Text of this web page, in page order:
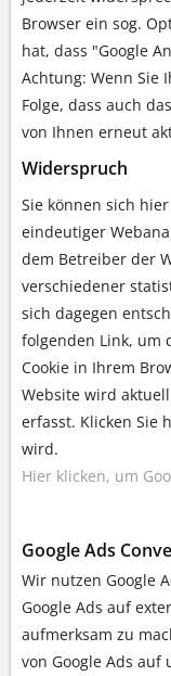
Browser ein sog.
hat, dass "Google
Achtung: Wenn Sie
Folge, dass auch
von Ihnen erneut
Widerspruch
Sie können sich
eindeutiger
dem Betreiber der
verschiedener
sich dagegen
folgenden Link, um
Cookie in Ihrem
Website wird
erfasst. Klicken Sie
wird.
Hier klicken, um
Google Ads
Wir nutzen Google
Google Ads auf
aufmerksam zu
von Google Ads